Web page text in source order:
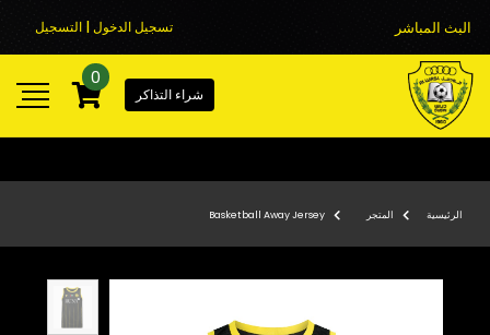
البث المباشر تسجيل الدخول | التسجيل
شراء التذاكر
0
الرئيسية المتجر Basketball Away Jersey